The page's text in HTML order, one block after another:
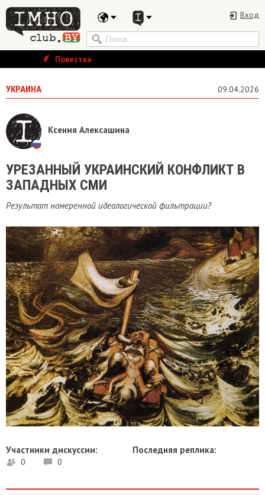
Вход
Повестка
УКРАИНА 09.04.2026
Ксения Алексашина
УРЕЗАННЫЙ УКРАИНСКИЙ КОНФЛИКТ В
ЗАПАДНЫХ СМИ
Результат намеренной идеологической фильтрации?
Участники дискуссии:
0 0
Последняя реплика: